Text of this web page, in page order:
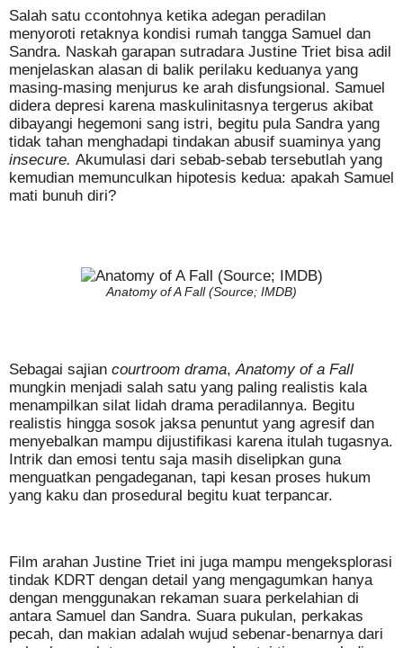
Salah satu ccontohnya ketika adegan peradilan
menyoroti retaknya kondisi rumah tangga Samuel dan
Sandra. Naskah garapan sutradara Justine Triet bisa adil
menjelaskan alasan di balik perilaku keduanya yang
masing-masing menjurus ke arah disfungsional. Samuel
didera depresi karena maskulinitasnya tergerus akibat
dibayangi hegemoni sang istri, begitu pula Sandra yang
tidak tahan menghadapi tindakan abusif suaminya yang
insecure. Akumulasi dari sebab-sebab tersebutlah yang
kemudian memunculkan hipotesis kedua: apakah Samuel
mati bunuh diri?
Anatomy of A Fall (Source; IMDB)
Sebagai sajian courtroom drama,Anatomy of a Fall
mungkin menjadi salah satu yang paling realistis kala
menampilkan silat lidah drama peradilannya. Begitu
realistis hingga sosok jaksa penuntut yang agresif dan
menyebalkan mampu dijustifikasi karena itulah tugasnya.
Intrik dan emosi tentu saja masih diselipkan guna
menguatkan pengadeganan, tapi kesan proses hukum
yang kaku dan prosedural begitu kuat terpancar.
Film arahan Justine Triet ini juga mampu mengeksplorasi
tindak KDRT dengan detail yang mengagumkan hanya
dengan menggunakan rekaman suara perkelahian di
antara Samuel dan Sandra. Suara pukulan, perkakas
pecah, dan makian adalah wujud sebenar-benarnya dari